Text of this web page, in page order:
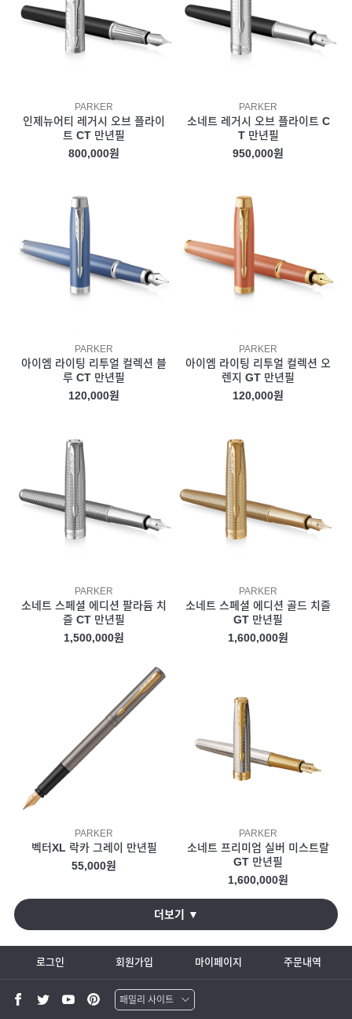
PARKER
인제뉴어티 레거시 오브 플라이
트 CT 만년필
800,000원
PARKER
소네트 레거시 오브 플라이트 C
T 만년필
950,000원
PARKER
아이엠 라이팅 리투얼 컬렉션 블
루 CT 만년필
120,000원
PARKER
아이엠 라이팅 리투얼 컬렉션 오
렌지 GT 만년필
120,000원
PARKER
소네트 스페셜 에디션 팔라듐 치
즐 CT 만년필
1,500,000원
PARKER
소네트 스페셜 에디션 골드 치즐
GT 만년필
1,600,000원
PARKER
벡터XL 락카 그레이 만년필
55,000원
PARKER
소네트 프리미엄 실버 미스트랄
GT 만년필
1,600,000원
더보기 ▼
로그인 회원가입 마이페이지 주문내역
패밀리 사이트